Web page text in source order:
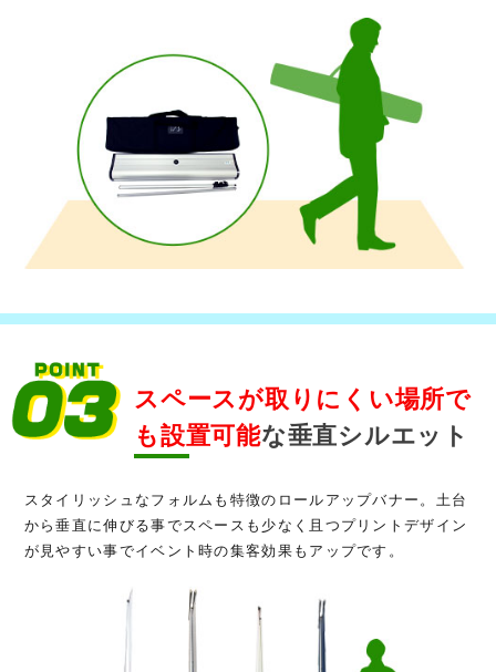
スペースが取りにくい場所で
も設置可能な垂直シルエット
スタイリッシュなフォルムも特徴のロールアップバナー。土台
から垂直に伸びる事でスペースも少なく且つプリントデザイン
が見やすい事でイベント時の集客効果もアップです。